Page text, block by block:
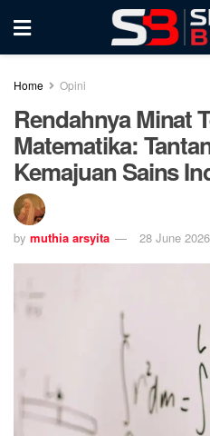
Home Opini
Rendahnya Minat
Matematika:
Kemajuan Sains
by muthia arsyita 28 June 2026